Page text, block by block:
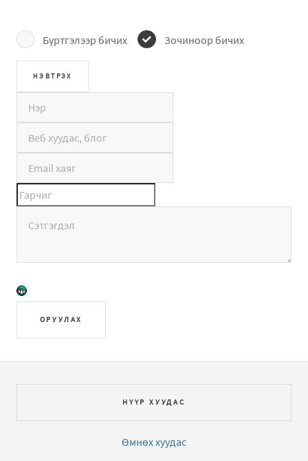
Бүртгэлээр бичих Зочиноор бичих
ОРУУЛАХ
НҮҮР ХУУДАС
Өмнөх хуудас